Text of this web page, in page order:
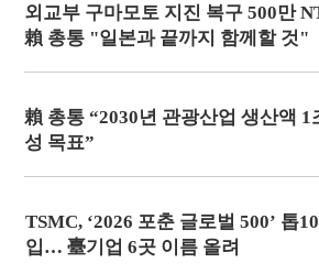
외교부 구마모토 지진 복구 500만
賴 총통 "일본과 끝까지 함께할 것"
賴 총통 “2030년 관광산업 생산액 1
성 목표”
TSMC, ‘2026 포춘 글로벌 500’ 톱
입… 臺기업 6곳 이름 올려